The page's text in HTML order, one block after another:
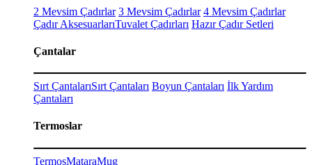
2 Mevsim Çadırlar 3 Mevsim Çadırlar 4 Mevsim Çadırlar
Çadır AksesuarlarıTuvalet Çadırları Hazır Çadır Setleri
Çantalar
Sırt ÇantalarıSırt Çantaları Boyun Çantaları İlk Yardım
Çantaları
Termoslar
TermosMataraMug